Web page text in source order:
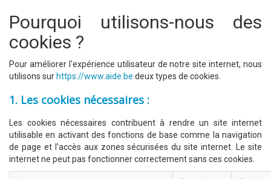
Pourquoi utilisons-nous des
cookies ?
Pour améliorer l'expérience utilisateur de notre site internet, nous
utilisons sur https://www.aide.be deux types de cookies.
1. Les cookies nécessaires :
Les cookies nécessaires contribuent à rendre un site internet
utilisable en activant des fonctions de base comme la navigation
de page et l'accès aux zones sécurisées du site internet. Le site
internet ne peut pas fonctionner correctement sans ces cookies.